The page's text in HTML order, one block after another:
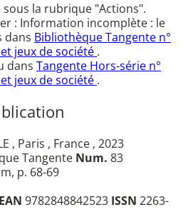
la rubrique "Actions".
: Information incomplète : le
dans Bibliothèque Tangente n°
jeux de société .
dans Tangente Hors-série n°
jeux de société .
, Paris , France , 2023
Tangente Num. 83
p. 68-69
EAN 9782848842523 ISSN 2263-